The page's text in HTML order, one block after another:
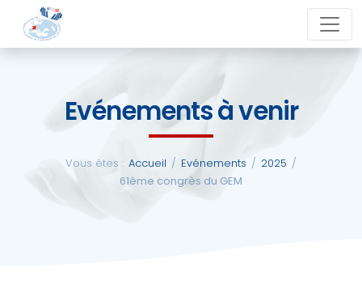
Evénements à venir
Vous êtes : Accueil / Evénements / 2025 /
61ème congrès du GEM
close